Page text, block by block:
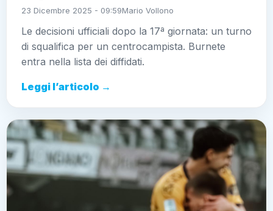
23 Dicembre 2025 - 09:59Mario Vollono
Le decisioni ufficiali dopo la 17ª giornata: un turno
di squalifica per un centrocampista. Burnete
entra nella lista dei diffidati.
Leggi l’articolo →